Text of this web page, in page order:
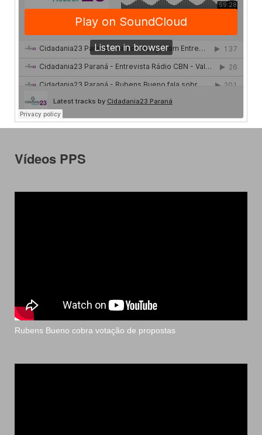
Vídeos PPS
Rubens Bueno cobra votação de propostas